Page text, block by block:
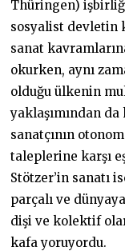
Thüringen)
sosyalist devletin
sanat
okurken, aynı
olduğu ülkenin
yaklaşımından
sanatçının
taleplerine karşı
Stötzer’in sanatı
parçalı ve
dişi ve kolektif
kafa yoruyordu.